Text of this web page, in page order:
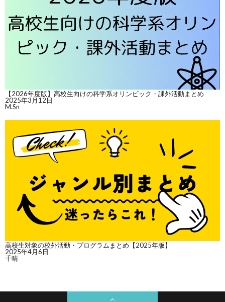
【2026年度版】高校生向けの科学系オリンピック・課外活動まとめ
2025年3月12日
M.Sn
高校生対象の校外活動・プログラムまとめ【2025年版】
2025年4月6日
千晴